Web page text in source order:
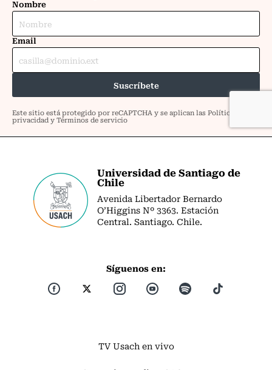
Universidad de Santiago de
Chile
Avenida Libertador Bernardo
O’Higgins Nº 3363. Estación
Central. Santiago. Chile.
Síguenos en:
TV Usach en vivo